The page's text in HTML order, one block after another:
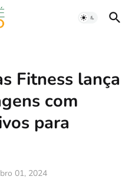
Fitness lança
com
para
01, 2024